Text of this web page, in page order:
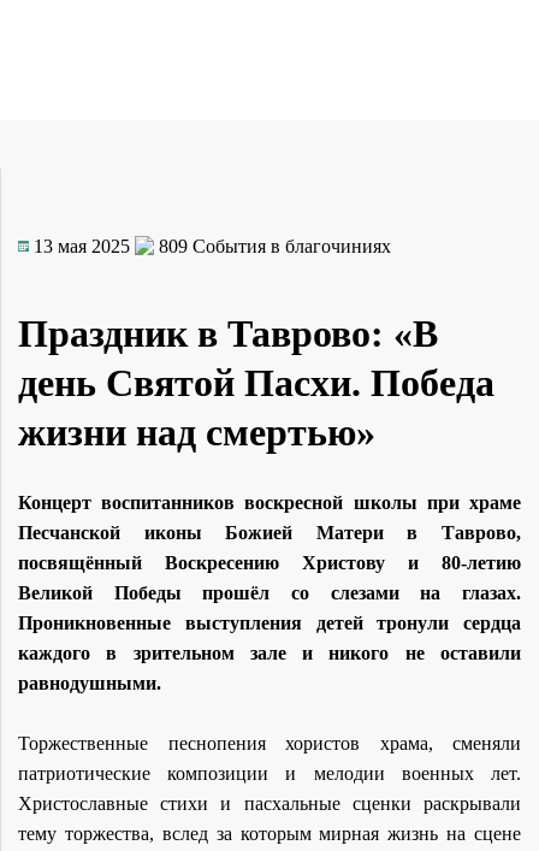
13 мая 2025 809 События в благочиниях
Праздник в Таврово: «В
день Святой Пасхи. Победа
жизни над смертью»
Концерт воспитанников воскресной школы при храме
Песчанской иконы Божией Матери в Таврово,
посвящённый Воскресению Христову и 80-летию
Великой Победы прошёл со слезами на глазах.
Проникновенные выступления детей тронули сердца
каждого в зрительном зале и никого не оставили
равнодушными.
Торжественные песнопения хористов храма, сменяли
патриотические композиции и мелодии военных лет.
Христославные стихи и пасхальные сценки раскрывали
тему торжества, вслед за которым мирная жизнь на сцене